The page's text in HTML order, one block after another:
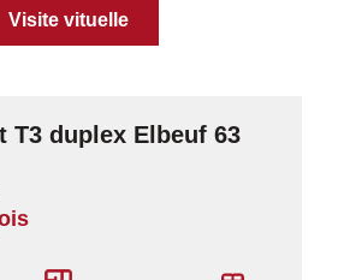
Visite vituelle
T3 duplex Elbeuf 63